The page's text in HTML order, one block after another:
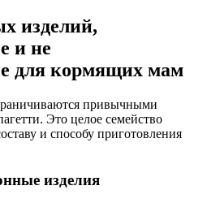
изделий,
и не
для кормящих мам
привычными
Это целое семейство
и способу приготовления
изделия